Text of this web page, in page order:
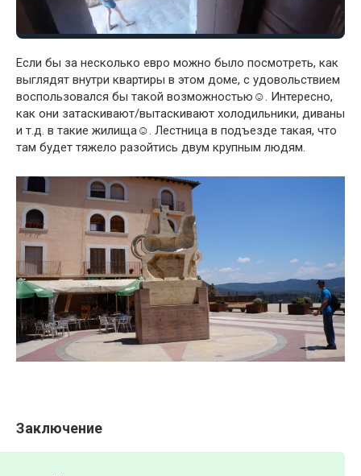
Если бы за несколько евро можно было посмотреть, как
выглядят внутри квартиры в этом доме, с удовольствием
воспользовался бы такой возможностью☺. Интересно,
как они затаскивают/вытаскивают холодильники, диваны
и т.д. в такие жилища☺. Лестница в подъезде такая, что
там будет тяжело разойтись двум крупным людям.
Заключение